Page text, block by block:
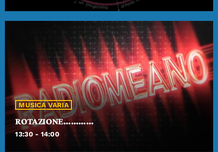
MUSICA VARIA
ROTAZIONE…………
13:30 - 14:00